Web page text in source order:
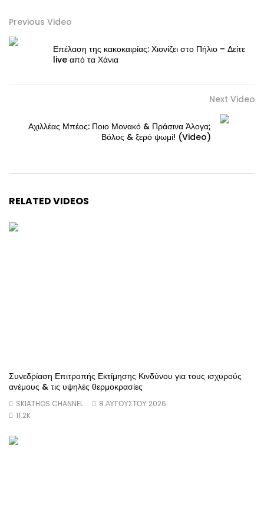
Previous Video
Επέλαση της κακοκαιρίας: Χιονίζει στο Πήλιο – Δείτε
live από τα Χάνια
Next Video
Αχιλλέας Μπέος: Ποιο Μονακό & Πράσινα Άλογα;
Βόλος & ξερό ψωμί! (Video)
RELATED VIDEOS
Συνεδρίαση Επιτροπής Εκτίμησης Κινδύνου για τους ισχυρούς
ανέμους & τις υψηλές θερμοκρασίες
SKIATHOS CHANNEL
8 ΑΥΓΟΎΣΤΟΥ 2026
11.2K